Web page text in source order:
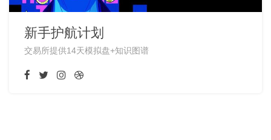
新手护航计划
交易所提供14天模拟盘+知识图谱